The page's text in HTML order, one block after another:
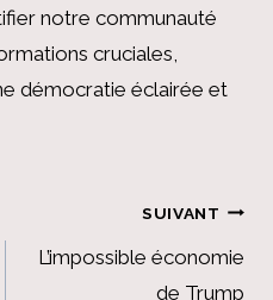
notre communauté
cruciales,
démocratie éclairée et
SUIVANT
L’impossible économie
de Trump